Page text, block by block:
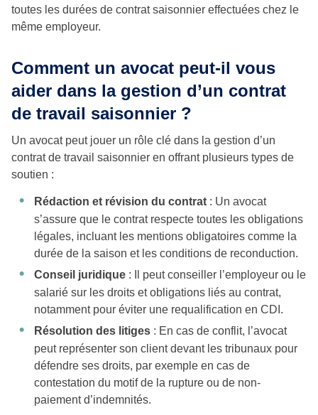
toutes les durées de contrat saisonnier effectuées chez le
même employeur.
Comment un avocat peut-il vous
aider dans la gestion d’un contrat
de travail saisonnier ?
Un avocat peut jouer un rôle clé dans la gestion d’un
contrat de travail saisonnier en offrant plusieurs types de
soutien :
Rédaction et révision du contrat : Un avocat
s’assure que le contrat respecte toutes les obligations
légales, incluant les mentions obligatoires comme la
durée de la saison et les conditions de reconduction.
Conseil juridique : Il peut conseiller l’employeur ou le
salarié sur les droits et obligations liés au contrat,
notamment pour éviter une requalification en CDI.
Résolution des litiges : En cas de conflit, l’avocat
peut représenter son client devant les tribunaux pour
défendre ses droits, par exemple en cas de
contestation du motif de la rupture ou de non-
paiement d’indemnités.